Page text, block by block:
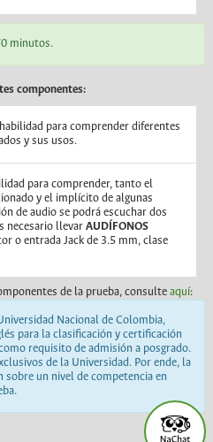
minutos.
componentes:
para comprender diferentes
y sus usos.
para comprender, tanto el
y el implícito de algunas
de audio se podrá escuchar dos
necesario llevar AUDÍFONOS
o entrada Jack de 3.5 mm, clase
de la prueba, consulte aquí:
Nacional de Colombia,
para la clasificación y certificación
requisito de admisión a posgrado.
de la Universidad. Por ende, la
un nivel de competencia en